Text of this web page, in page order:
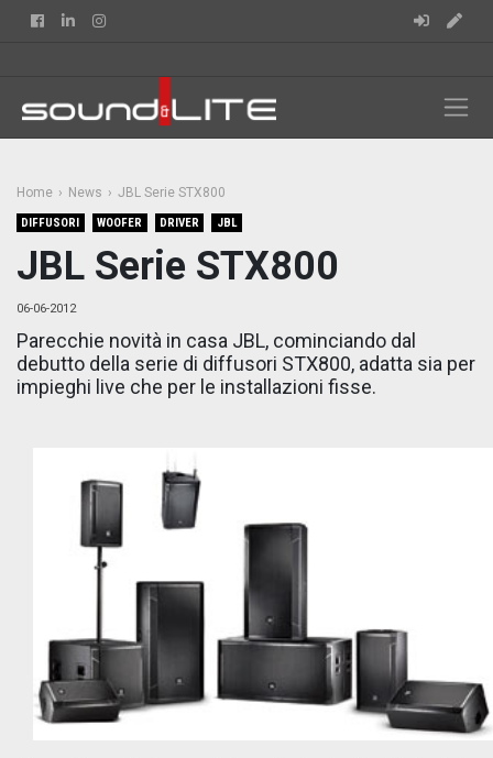
FacebookLinkedin
Home News JBL Serie STX800
DIFFUSORI WOOFER DRIVER JBL
JBL Serie STX800
06-06-2012
Parecchie novità in casa JBL, cominciando dal
debutto della serie di diffusori STX800, adatta sia per
impieghi live che per le installazioni fisse.